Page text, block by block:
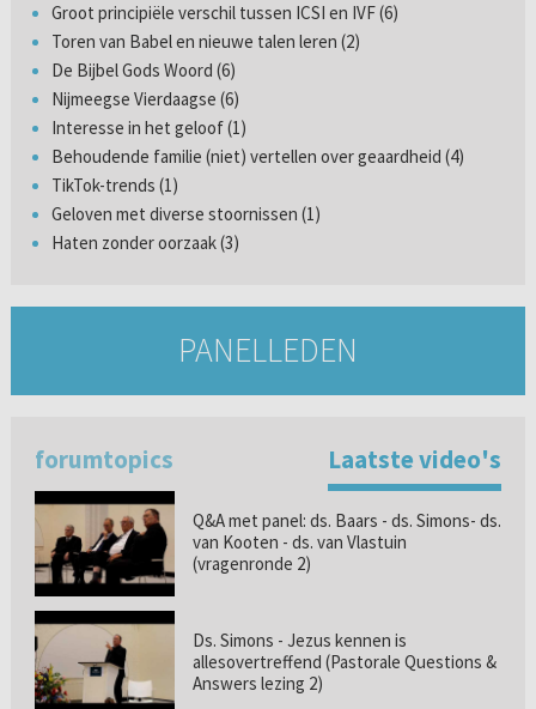
Groot principiële verschil tussen ICSI en IVF (6)
Toren van Babel en nieuwe talen leren (2)
De Bijbel Gods Woord (6)
Nijmeegse Vierdaagse (6)
Interesse in het geloof (1)
Behoudende familie (niet) vertellen over geaardheid (4)
TikTok-trends (1)
Geloven met diverse stoornissen (1)
Haten zonder oorzaak (3)
PANELLEDEN
forumtopics Laatste video's
Q&A met panel: ds. Baars - ds. Simons- ds.
van Kooten - ds. van Vlastuin
(vragenronde 2)
Ds. Simons - Jezus kennen is
allesovertreffend (Pastorale Questions &
Answers lezing 2)